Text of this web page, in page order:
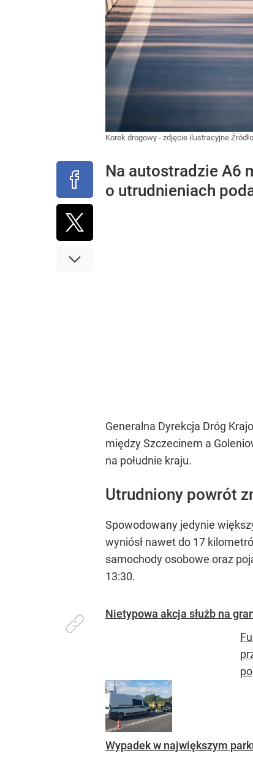
Korek drogowy - zdjęcie ilustracyjne
Na autostradzie A6
o utrudnieniach
Generalna Dyrekcja Dróg
między Szczecinem a
na południe kraju.
Utrudniony powrót
Spowodowany jedynie
wyniósł nawet do 17
samochody osobowe oraz
13:30.
Nietypowa akcja służb na
Wypadek w największym